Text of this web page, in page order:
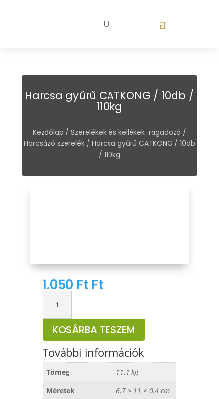
Harcsa gyűrű CATKONG / 10db /
110kg
Kezdőlap / Szerelékek és kellékek-ragadozó /
Harcsázó szerelék/ Harcsa gyűrű CATKONG / 10db
/ 110kg
1.050 Ft Ft
gyűrű
CATKONG
10db
/
110kg
mennyiség
KOSÁRBA TESZEM
További információk
Tömeg
11.1 kg
Méretek
6.7 × 11 × 0.4 cm